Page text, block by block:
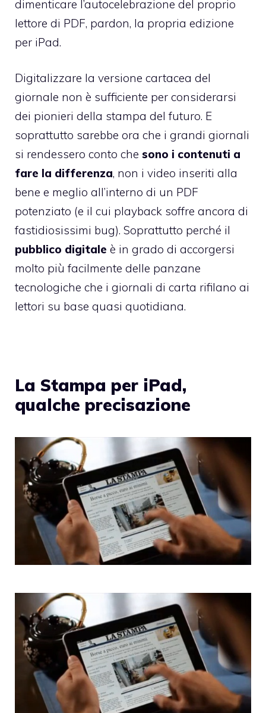
dimenticare l’autocelebrazione del proprio
lettore di PDF, pardon, la propria edizione
per iPad.
Digitalizzare la versione cartacea del
giornale non è sufficiente per considerarsi
dei pionieri della stampa del futuro. E
soprattutto sarebbe ora che i grandi giornali
si rendessero conto che sono i contenuti a
fare la differenza, non i video inseriti alla
bene e meglio all’interno di un PDF
potenziato (e il cui playback soffre ancora di
fastidiosissimi bug). Soprattutto perché il
pubblico digitale è in grado di accorgersi
molto più facilmente delle panzane
tecnologiche che i giornali di carta rifilano ai
lettori su base quasi quotidiana.
La Stampa per iPad,
qualche precisazione